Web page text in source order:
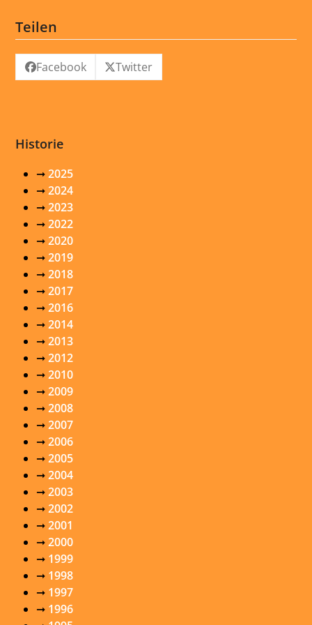
Teilen
Facebook Twitter
Historie
➞2025
➞2024
➞2023
➞2022
➞2020
➞2019
➞2018
➞2017
➞2016
➞2014
➞2013
➞2012
➞2010
➞2009
➞2008
➞2007
➞2006
➞2005
➞2004
➞2003
➞2002
➞2001
➞2000
➞ 1999
➞ 1998
➞ 1997
➞ 1996